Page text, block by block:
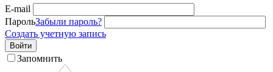
E-mail
ПарольЗабыли пароль?
Создать учетную запись
Войти
Запомнить